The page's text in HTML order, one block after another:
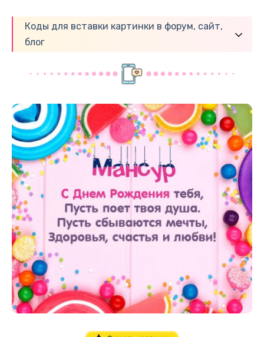
Коды для вставки картинки в форум, сайт,
блог